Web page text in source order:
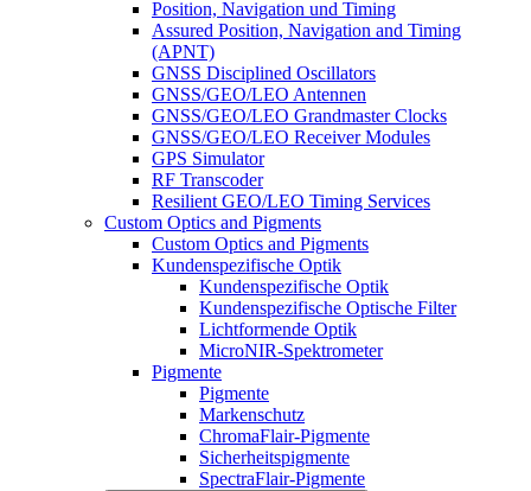
Position, Navigation und Timing
Assured Position, Navigation and Timing
(APNT)
GNSS Disciplined Oscillators
GNSS/GEO/LEO Antennen
GNSS/GEO/LEO Grandmaster Clocks
GNSS/GEO/LEO Receiver Modules
GPS Simulator
RF Transcoder
Resilient GEO/LEO Timing Services
Custom Optics and Pigments
Custom Optics and Pigments
Kundenspezifische Optik
Kundenspezifische Optik
Kundenspezifische Optische Filter
Lichtformende Optik
MicroNIR-Spektrometer
Pigmente
Pigmente
Markenschutz
ChromaFlair-Pigmente
Sicherheitspigmente
SpectraFlair-Pigmente